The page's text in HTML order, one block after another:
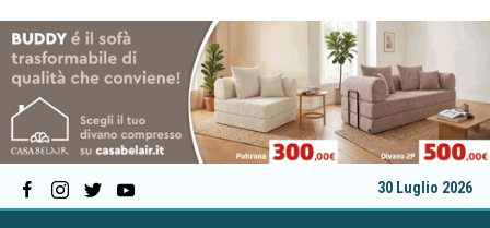
30 Luglio 2026